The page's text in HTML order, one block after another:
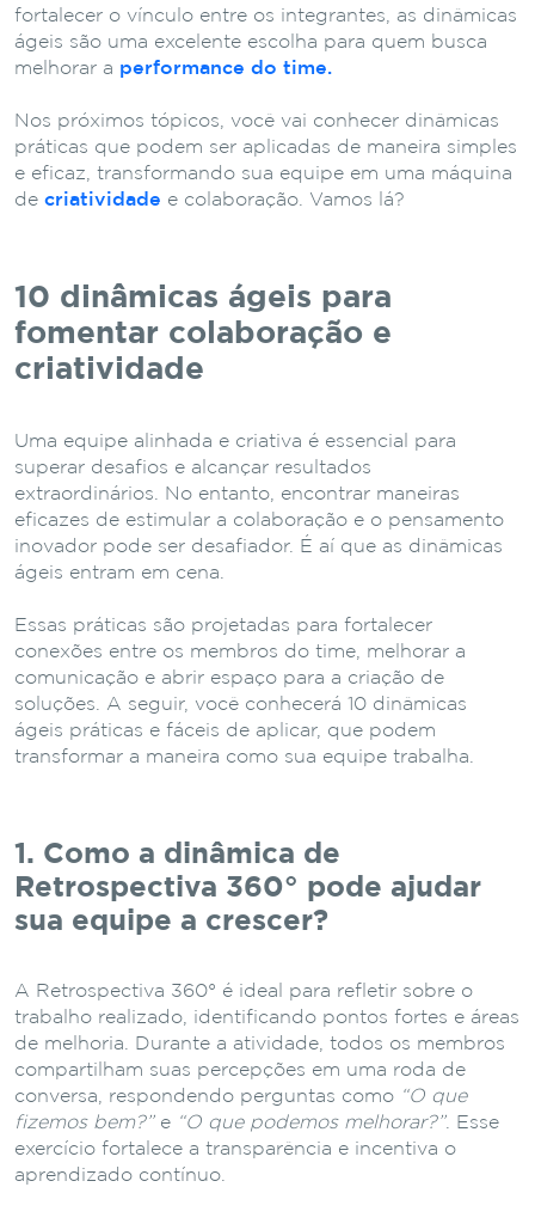
fortalecer o vínculo entre os integrantes, as dinâmicas
ágeis são uma excelente escolha para quem busca
melhorar a performance do time.
Nos próximos tópicos, você vai conhecer dinâmicas
práticas que podem ser aplicadas de maneira simples
e eficaz, transformando sua equipe em uma máquina
de criatividade e colaboração. Vamos lá?
10 dinâmicas ágeis para
fomentar colaboração e
criatividade
Uma equipe alinhada e criativa é essencial para
superar desafios e alcançar resultados
extraordinários. No entanto, encontrar maneiras
eficazes de estimular a colaboração e o pensamento
inovador pode ser desafiador. É aí que as dinâmicas
ágeis entram em cena.
Essas práticas são projetadas para fortalecer
conexões entre os membros do time, melhorar a
comunicação e abrir espaço para a criação de
soluções. A seguir, você conhecerá 10 dinâmicas
ágeis práticas e fáceis de aplicar, que podem
transformar a maneira como sua equipe trabalha.
1. Como a dinâmica de
Retrospectiva 360° pode ajudar
sua equipe a crescer?
A Retrospectiva 360° é ideal para refletir sobre o
trabalho realizado, identificando pontos fortes e áreas
de melhoria. Durante a atividade, todos os membros
compartilham suas percepções em uma roda de
conversa, respondendo perguntas como “O que
fizemos bem?”e “O que podemos melhorar?”. Esse
exercício fortalece a transparência e incentiva o
aprendizado contínuo.